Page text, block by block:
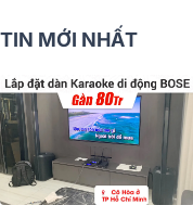
TIN MỚI NHẤT